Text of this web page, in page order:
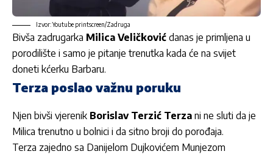
Izvor: Youtube printscreen/Zadruga
Bivša zadrugarka Milica Veličković danas je primljena u
porodilište i samo je pitanje trenutka kada će na svijet
doneti kćerku Barbaru.
Terza poslao važnu poruku
Njen bivši vjerenik Borislav Terzić Terza ni ne sluti da je
Milica trenutno u bolnici i da sitno broji do porođaja.
Terza zajedno sa Danijelom Dujkovićem Munjezom